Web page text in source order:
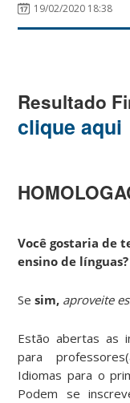
19/02/2020 18:38
Resultado
clique aqui
Você gostaria de
ensino de línguas?
Sesim, aproveite
Estão abertas as
para
Idiomas para o
Podem se